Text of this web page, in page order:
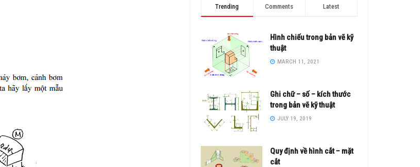
Trending Comments Latest
Hình chiếu trong bản vẽ kỹ
thuật
MARCH 11, 2021
Ghi chữ – số – kích thước
trong bản vẽ kỹ thuật
JULY 19, 2019
Quy định về hình cắt – mặt
cắt